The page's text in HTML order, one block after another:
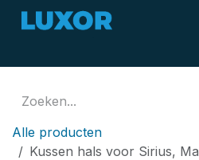
Overslaan naar inhoud
Alle producten
Kussen hals voor Sirius,